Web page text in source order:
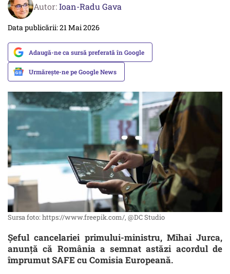
Autor:Ioan-Radu Gava
Data publicării: 21 Mai 2026
Adaugă-ne ca sursă preferată în Google
Urmărește-ne pe Google News
Sursa foto: https://www.freepik.com/, @DC Studio
Șeful cancelariei primului-ministru, Mihai Jurca,
anunță că România a semnat astăzi acordul de
împrumut SAFE cu Comisia Europeană.